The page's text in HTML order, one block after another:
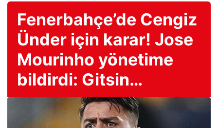
Fenerbahçe’de Cengiz
Ünder için karar! Jose
Mourinho yönetime
bildirdi: Gitsin…